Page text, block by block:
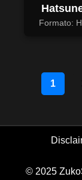
Project
Formato:
1
© 2025